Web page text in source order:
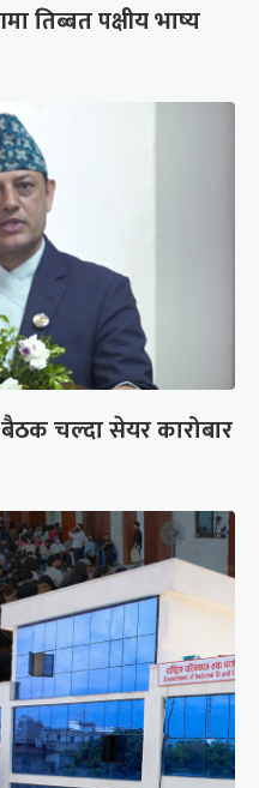
तिब्बत पक्षीय भाष्य
चल्दा सेयर कारोबार